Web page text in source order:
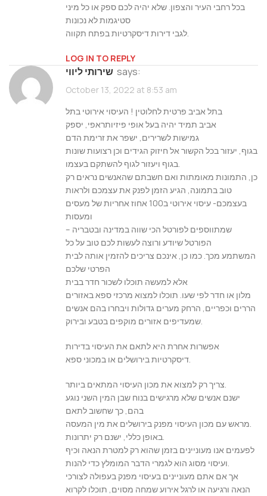
בכל רחבי העיר והצפון. שלא יהיה לכם ספק או כל מיני
סטיגמות לא נכונות
לגבי דירות דיסקרטיות בפתח תקווה.
LOG IN TO REPLY
שירותי ליווי says:
October 13, 2022 at 8:53 am
בתל אביב פרטית לחלוטין ! העיסוי אירוטי בתל
אביב תמיד יהיה בעל אופי פיזיותראפי, יספק
גמישות לשרירים, ישפר את זרימת הדם
בגוף, יעזור בכל הקשור אל חיזוק הגידים וכן רצועות שונות
בגוף ויעזור לגוף להשתקם בעצמו.
כן, התמונות מאומתות ואם חשבתם שהאנשים נראים רק
טוב בתמונה, הגיע הזמן לפנק את עצמכם ולראות
בעצמכם- עיסוי אירוטי ב100 אחוז אחריות של מעסים
ומעסות
שמתווספים לפורטל הכי שווה במדינה ובטבריה –
הפורטל שיודע ורוצה לעשות לכם טוב על כל
המשתמע מכך. כמו כן, אינכם צריכים להזמין אותה לבית
הפרטי שלכם
אלא למעשה תוכלו לשכור חדר בבית
מלון או חדר לפי שעו. תוכלו למצוא מרכזי ספא באזורים
הררים וכפריים, הרחק מערים גדולות ויבחרו בהם אנשים
שמעדיפים אזורים מוקפים בטבע ובירוק.
אפשרות אחרת היא לתאם את העיסוי בדירות
דיסקרטיות בירושלים או במכוני ספא.
צריך רק למצוא את מכון העיסוי המתאים ביותר.
ישנם אנשים שלא מרגישים בנוח שבן המין השני נוגע
בהם, כך שחשוב לתאם
מראש עם מכון העיסוי מפנק בירושלים את מין המעסה.
באופן כללי, ישנם רק יתרונות.
לפעמים אנו מעוניינים בזמן שהוא רק למטרת הנאה וכיף
ועיסוי מסוג הוא לגמרי הדבר המומלץ כדי להנות.
אך אם אתם מעוניינים בעיסוי מפנק בעפולה לצורכי
הנאה ורגיעה או לרגל אירוע שמחה מסוים, תוכלו לקרוא